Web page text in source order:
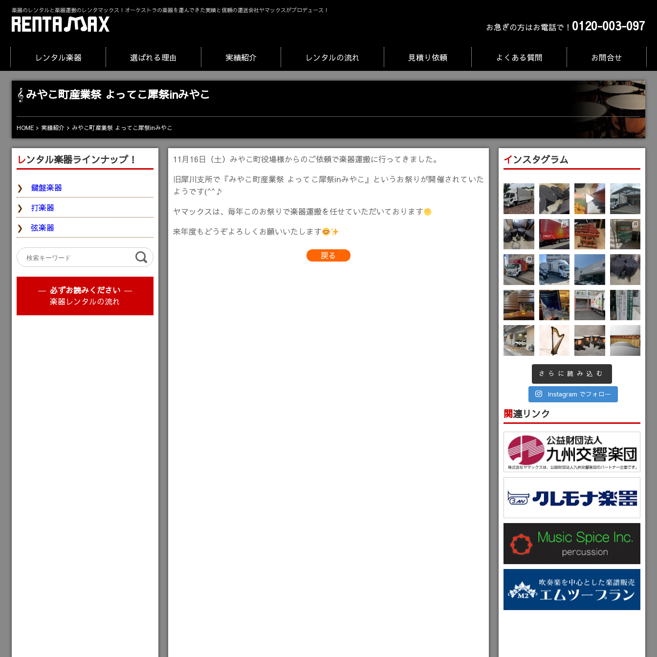
楽器のレンタルと楽器運搬のレンタマックス！オーケストラの楽器を運んできた実績と信頼の運送会社ヤマックスがプロデュース！
お急ぎの方はお電話で！ 0120-003-097
レンタル楽器 選ばれる理由 実績紹介 レンタルの流れ 見積り依頼 よくある質問 お問合せ
みやこ町産業祭 よってこ犀祭inみやこ
HOME 実績紹介 みやこ町産業祭 よってこ犀祭inみやこ
11月16日（土）みやこ町役場様からのご依頼で楽器運搬に行ってきました。
旧犀川支所で『みやこ町産業祭 よってこ犀祭inみやこ』というお祭りが開催されていた
ようです(^^♪
ヤマックスは、毎年このお祭りで楽器運搬を任せていただいております
来年度もどうぞよろしくお願いいたします
戻る
レンタル楽器ラインナップ！
鍵盤楽器
打楽器
弦楽器
必ずお読みください
楽器レンタルの流れ
インスタグラム
さらに読み込む
Instagram でフォロー
関連リンク